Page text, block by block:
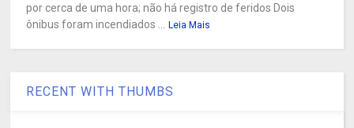
por cerca de uma hora; não há registro de feridos Dois
ônibus foram incendiados ...
Leia Mais
RECENT WITH THUMBS